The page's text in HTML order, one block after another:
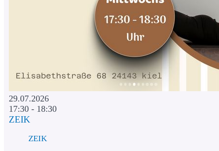
29.07.2026
17:30 - 18:30
ZEIK
ZEIK